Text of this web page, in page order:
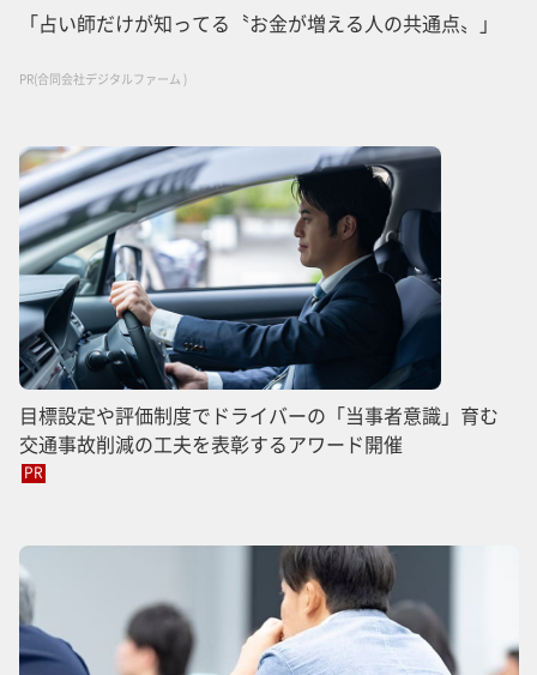
「占い師だけが知ってる〝お金が増える人の共通点〟」
PR(合同会社デジタルファーム )
目標設定や評価制度でドライバーの「当事者意識」育む
交通事故削減の工夫を表彰するアワード開催
PR